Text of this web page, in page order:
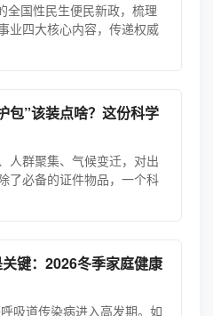
全国性民生便民新政，梳理
业四大核心内容，传递权威
包”该装点啥？这份科学
人群聚集、气候变迁，对出
了必备的证件物品，一个科
键：2026冬季家庭健康
吸道传染病进入高发期。如